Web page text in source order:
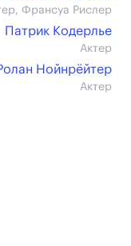
Франсуа Рислер
Патрик Кодерлье
Актер
Нойнрёйтер
Актер